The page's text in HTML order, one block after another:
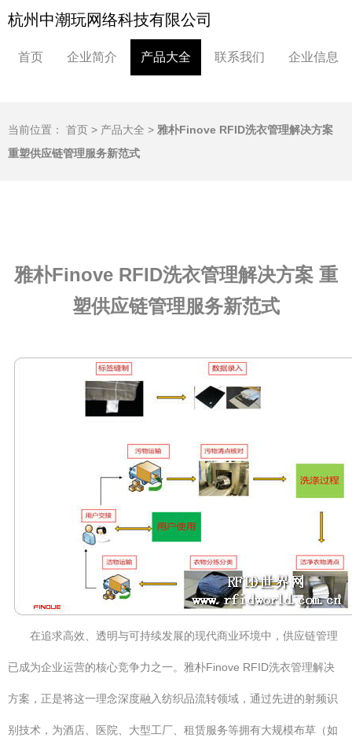
杭州中潮玩网络科技有限公司
首页 企业简介 产品大全 联系我们 企业信息
当前位置： 首页 > 产品大全 > 雅朴Finove RFID洗衣管理解决方案
重塑供应链管理服务新范式
雅朴Finove RFID洗衣管理解决方案 重
塑供应链管理服务新范式
在追求高效、透明与可持续发展的现代商业环境中，供应链管理
已成为企业运营的核心竞争力之一。雅朴Finove RFID洗衣管理解决
方案，正是将这一理念深度融入纺织品流转领域，通过先进的射频识
别技术，为酒店、医院、大型工厂、租赁服务等拥有大规模布草（如